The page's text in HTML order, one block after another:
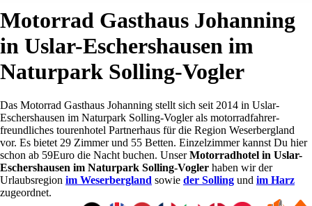
Motorrad Gasthaus Johanning
in Uslar-Eschershausen im
Naturpark Solling-Vogler
Das Motorrad Gasthaus Johanning stellt sich seit 2014 in Uslar-
Eschershausen im Naturpark Solling-Vogler als motorradfahrer-
freundliches tourenhotel Partnerhaus für die Region Weserbergland
vor. Es bietet 29 Zimmer und 55 Betten. Einzelzimmer kannst Du hier
schon ab 59Euro die Nacht buchen. UnserMotorradhotel in Uslar-
Eschershausen im Naturpark Solling-Vogler haben wir der
Urlaubsregion im Weserbergland sowie der Solling und im Harz
zugeordnet.